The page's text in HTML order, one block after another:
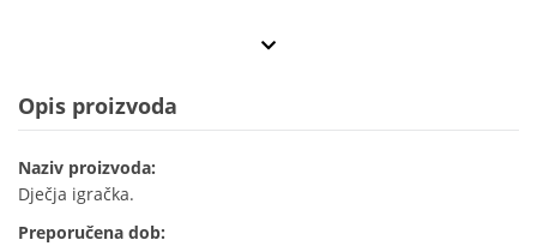
Opis proizvoda
Naziv proizvoda:
Dječja igračka.
Preporučena dob: